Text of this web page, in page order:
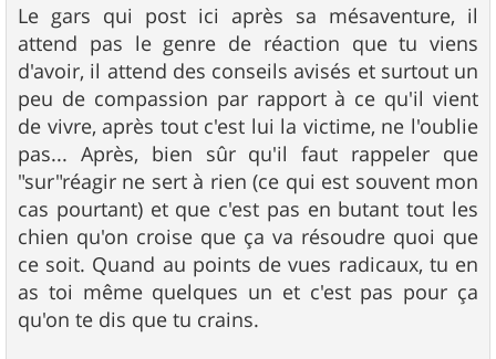
Le gars qui post ici après sa mésaventure, il
attend pas le genre de réaction que tu viens
d'avoir, il attend des conseils avisés et surtout un
peu de compassion par rapport à ce qu'il vient
de vivre, après tout c'est lui la victime, ne l'oublie
pas... Après, bien sûr qu'il faut rappeler que
"sur"réagir ne sert à rien (ce qui est souvent mon
cas pourtant) et que c'est pas en butant tout les
chien qu'on croise que ça va résoudre quoi que
ce soit. Quand au points de vues radicaux, tu en
as toi même quelques un et c'est pas pour ça
qu'on te dis que tu crains.